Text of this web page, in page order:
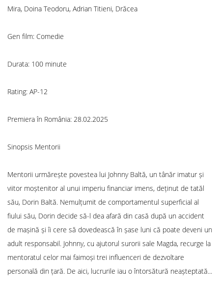
Mira, Doina Teodoru, Adrian Titieni, Drăcea
Gen film: Comedie
Durata: 100 minute
Rating: AP-12
Premiera în România: 28.02.2025
Sinopsis Mentorii
Mentorii urmărește povestea lui Johnny Baltă, un tânăr imatur și
viitor moștenitor al unui imperiu financiar imens, deținut de tatăl
său, Dorin Baltă. Nemulțumit de comportamentul superficial al
fiului său, Dorin decide să-l dea afară din casă după un accident
de mașină și îi cere să dovedească în șase luni că poate deveni un
adult responsabil. Johnny, cu ajutorul surorii sale Magda, recurge la
mentoratul celor mai faimoși trei influenceri de dezvoltare
personală din țară. De aici, lucrurile iau o întorsătură neașteptată...